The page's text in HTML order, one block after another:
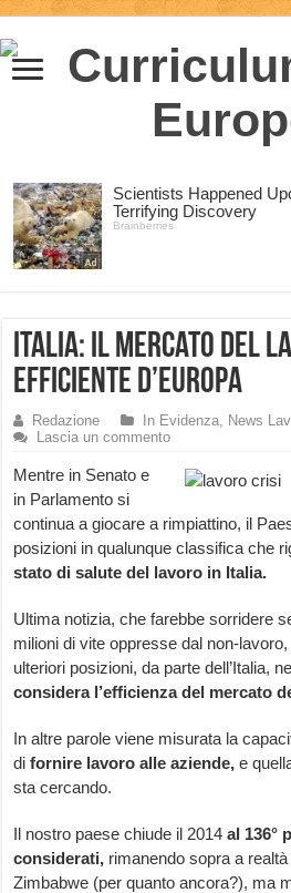
Italia: il mercato del
efficiente d’Europa
Redazione In Evidenza, News
Lascia un commento
Mentre in Senato e
in Parlamento si
continua a giocare a rimpiattino, il
posizioni in qualunque classifica che
stato di salute del lavoro in Italia.
Ultima notizia, che farebbe sorridere
milioni di vite oppresse dal non-
ulteriori posizioni, da parte dell’Italia,
considera l’efficienza del mercato
In altre parole viene misurata la
difornire lavoro alle aziende,e
sta cercando.
Il nostro paese chiude il 2014al 136°
considerati, rimanendo sopra a
Zimbabwe (per quanto ancora?), ma